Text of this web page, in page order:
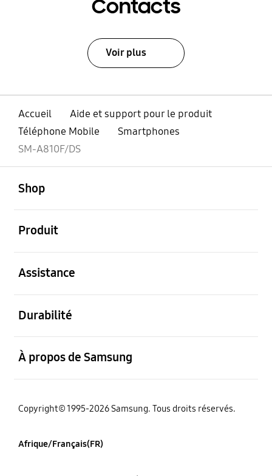
Contacts
Voir plus
Accueil
Aide et support pour le produit
Téléphone Mobile
Smartphones
SM-A810F/DS
Shop
Produit
Assistance
Durabilité
À propos de Samsung
Copyright© 1995-2026 Samsung. Tous droits réservés.
Afrique/Français(FR)